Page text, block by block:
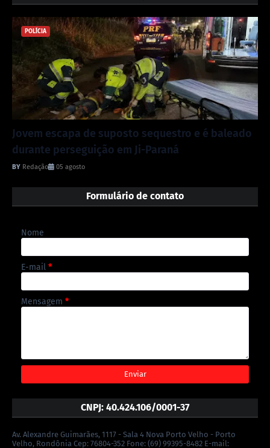
POLÍCIA
Jovem escapa de suposto sequestro e é baleado
durante perseguição em Ji-Paraná
Redação 05 agosto
Formulário de contato
Nome
E-mail *
Mensagem *
CNPJ: 40.424.106/0001-37
Av. Alexandre Guimarães, 1117 - Sala 4 Nova Porto Velho - Porto
Velho, Rondônia Cep: 76804-352 Fone: (69) 99395-8482 E-mail: